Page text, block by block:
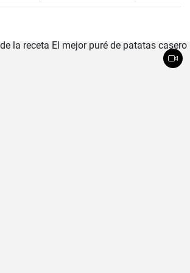
limón y tomillo resulta simple y sabrosa.